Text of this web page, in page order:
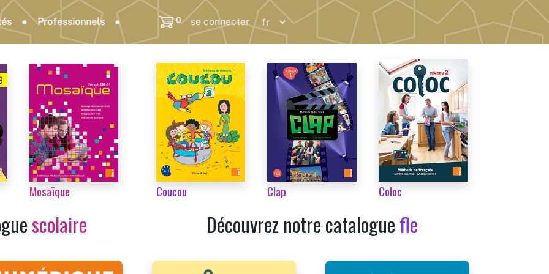
Professionnels 0 se connecter
Mosaïque
scolaire
Coucou Clap Coloc
Découvrez notre cataloguefle